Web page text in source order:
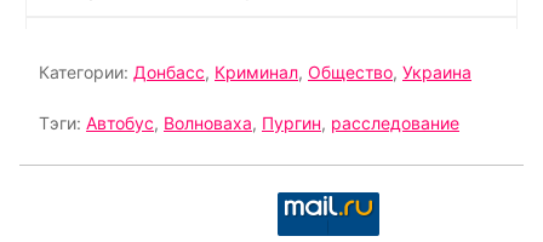
Категории: Донбасс, Криминал, Общество, Украина
Тэги: Автобус, Волноваха, Пургин, расследование